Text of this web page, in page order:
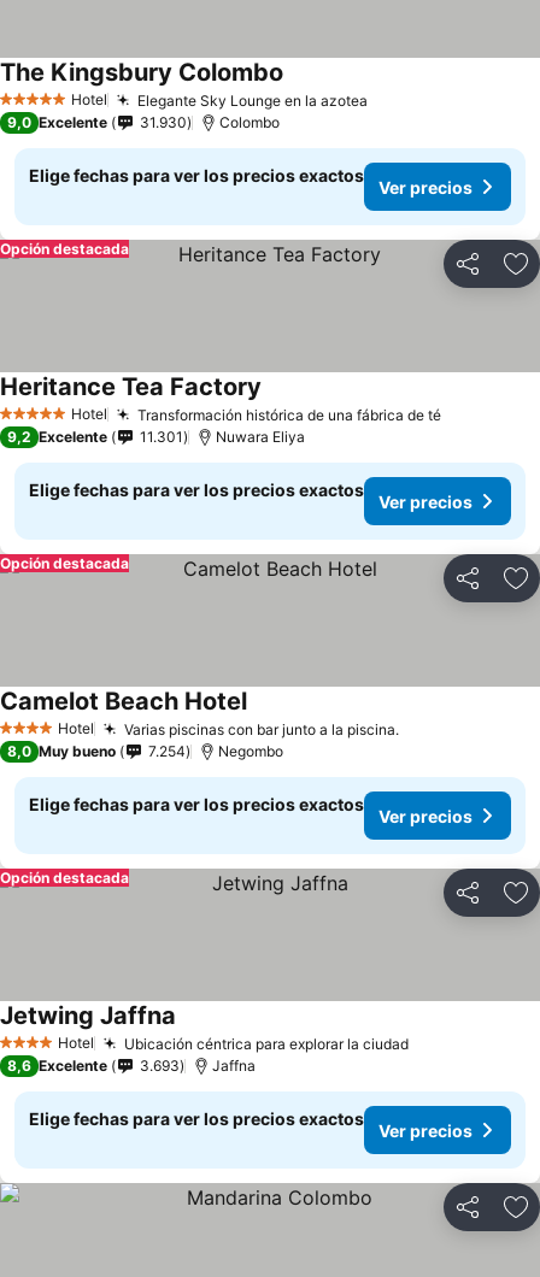
5 Estrellas Hotel Elegante Sky Lounge en la azotea
The Kingsbury Colombo
9,0 Excelente 31.930 Colombo
Elige fechas para ver los precios exactos
Ver precios
Compartir
Opción destacada
5 Estrellas Hotel Transformación histórica de una fábrica de té
Heritance Tea Factory
9,2 Excelente 11.301 Nuwara Eliya
Elige fechas para ver los precios exactos
Ver precios
Compartir
Opción destacada
4 EstrellasHotel Varias piscinas con bar junto a la piscina.
Camelot Beach Hotel
8,0 Muy bueno 7.254 Negombo
Elige fechas para ver los precios exactos
Ver precios
Compartir
Opción destacada
4 EstrellasHotel Ubicación céntrica para explorar la ciudad
Jetwing Jaffna
8,6 Excelente 3.693 Jaffna
Elige fechas para ver los precios exactos
Ver precios
Compartir